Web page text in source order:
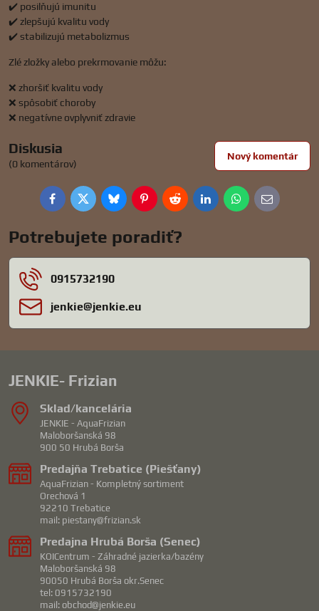
✔️ posilňujú imunitu
✔️ zlepšujú kvalitu vody
✔️ stabilizujú metabolizmus
Zlé zložky alebo prekrmovanie môžu:
❌ zhoršiť kvalitu vody
❌ spôsobiť choroby
❌ negatívne ovplyvniť zdravie
Diskusia
(0 komentárov)
Nový komentár
FacebookTwitterBlueskyPinterestRedditLinkedInWhatsApp
E-
mail
Potrebujete poradiť?
0915732190
jenkie​@jenkie​.eu
JENKIE- Frizian
Sklad/kancelária
JENKIE - AquaFrizian
Maloboršanská 98
900 50 Hrubá Borša
Predajňa Trebatice (Piešťany)
AquaFrizian - Kompletný sortiment
Orechová 1
92210 Trebatice
mail: piestany@frizian.sk
Predajna Hrubá Borša (Senec)
KOICentrum - Záhradné jazierka/bazény
Maloboršanská 98
90050 Hrubá Borša okr.Senec
tel: 0915732190
mail: obchod@jenkie.eu